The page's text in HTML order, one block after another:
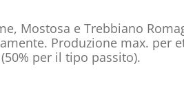
Mostosa e Trebbiano
Produzione max. per
per il tipo passito).